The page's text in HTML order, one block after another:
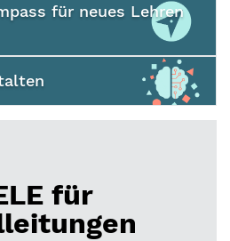
für neues Lehren
für